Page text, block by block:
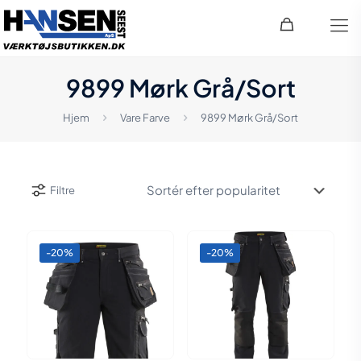
9899 Mørk Grå/Sort
Hjem Vare Farve 9899 Mørk Grå/Sort
Filtre
-20% -20%